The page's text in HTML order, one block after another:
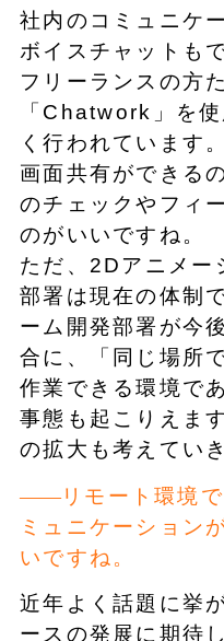
社内のコミュニケ
ボイスチャットも
フリーランスの方
「Chatwork」を
く行われています
画面共有ができる
のチェックやフィ
のがいいですね。
ただ、2Dアニメー
部署は現在の体制
ーム開発部署が今
合に、「同じ場所
作業できる環境で
事態も起こりえま
の拡大も考えてい
リモート環境
ミュニケーション
いですね。
近年よく話題に挙
ースの発展に期待